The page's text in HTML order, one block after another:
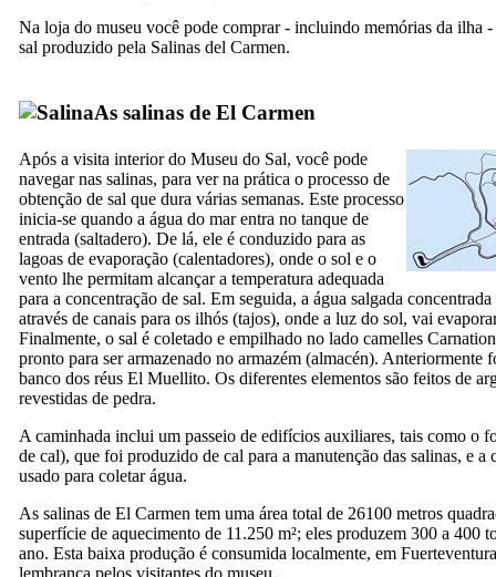
Na loja do museu você pode comprar - incluindo memórias da ilha -
sal produzido pela Salinas del Carmen.
As salinas de El Carmen
Após a visita interior do Museu do Sal, você pode
navegar nas salinas, para ver na prática o processo de
obtenção de sal que dura várias semanas. Este processo
inicia-se quando a água do mar entra no tanque de
entrada (saltadero). De lá, ele é conduzido para as
lagoas de evaporação (calentadores), onde o sol e o
vento lhe permitam alcançar a temperatura adequada
para a concentração de sal. Em seguida, a água salgada
através de canais para os ilhós (tajos), onde a luz do sol, vai
Finalmente, o sal é coletado e empilhado no lado camelles
pronto para ser armazenado no armazém (almacén). Anteriormente
banco dos réus El Muellito. Os diferentes elementos são feitos de
revestidas de pedra.
A caminhada inclui um passeio de edifícios auxiliares, tais como o
de cal), que foi produzido de cal para a manutenção das salinas, e a
usado para coletar água.
As salinas de El Carmen tem uma área total de 26100 metros
superfície de aquecimento de 11.250 m²; eles produzem 300 a 400
ano. Esta baixa produção é consumida localmente, em
lembrança pelos visitantes do museu.